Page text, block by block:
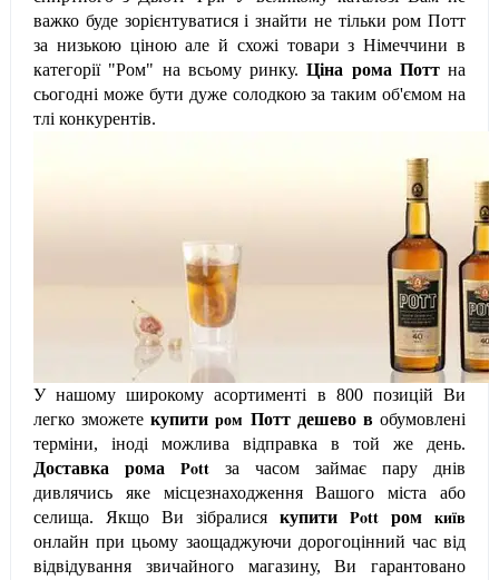
важко буде зорієнтуватися і знайти не тільки ром Потт
за низькою ціною але й схожі товари з Німеччини в
категорії "Ром" на всьому ринку.Ціна рома Потт на
сьогодні може бути дуже солодкою за таким об'ємом на
тлі конкурентів.
У нашому широкому асортименті в 800 позицій Ви
легко зможетекупити ром Потт дешево вобумовлені
терміни, іноді можлива відправка в той же день.
Доставка рома
Pott
за часом займає пару днів
дивлячись яке місцезнаходження Вашого міста або
селища. Якщо Ви зібралися купити Pott ром київ
онлайн при цьому заощаджуючи дорогоцінний час від
відвідування звичайного магазину, Ви гарантовано